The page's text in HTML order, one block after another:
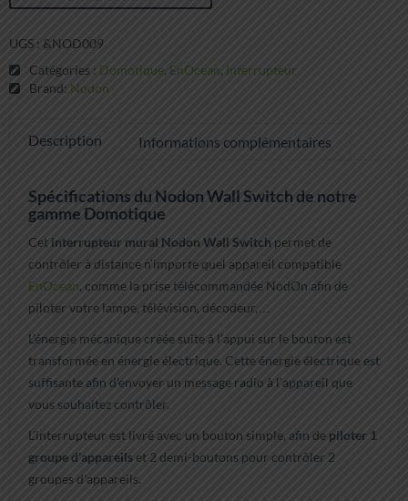
UGS : &NOD009
Catégories : Domotique, EnOcean, Interrupteur
Brand: Nodon
Description Informations complémentaires
Spécifications du Nodon Wall Switch de notre
gamme Domotique
Cet interrupteur mural Nodon Wall Switch permet de
contrôler à distance n’importe quel appareil compatible
EnOcean, comme la prise télécommandée NodOn afin de
piloter votre lampe, télévision, décodeur,…
L’énergie mécanique créée suite à l’appui sur le bouton est
transformée en énergie électrique. Cette énergie électrique est
suffisante afin d’envoyer un message radio à l’appareil que
vous souhaitez contrôler.
L’interrupteur est livré avec un bouton simple, afin de piloter 1
groupe d’appareils et 2 demi-boutons pour contrôler 2
groupes d’appareils.